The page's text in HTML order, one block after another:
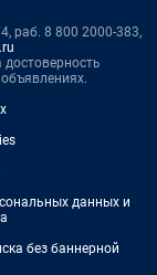
раб. 8 800 2000-383,
достоверность
данных и
без баннерной